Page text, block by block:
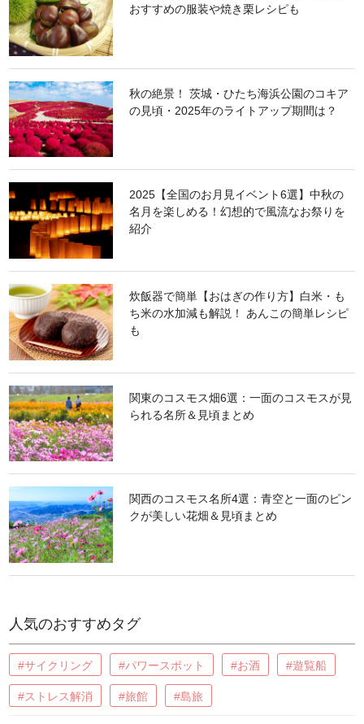
おすすめの服装や焼き栗レシピも
秋の絶景！ 茨城・ひたち海浜公園のコキア
の見頃・2025年のライトアップ期間は？
2025【全国のお月見イベント6選】中秋の
名月を楽しめる！幻想的で風流なお祭りを
紹介
炊飯器で簡単【おはぎの作り方】白米・も
ち米の水加減も解説！ あんこの簡単レシピ
も
関東のコスモス畑6選：一面のコスモスが見
られる名所＆見頃まとめ
関西のコスモス名所4選：青空と一面のピン
クが美しい花畑＆見頃まとめ
人気のおすすめタグ
#サイクリング #パワースポット #お酒 #遊覧船
#ストレス解消 #旅館 #島旅